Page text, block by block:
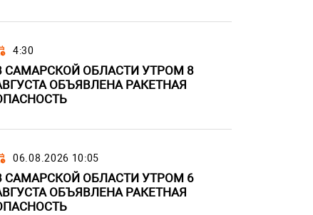
4:30
САМАРСКОЙ ОБЛАСТИ УТРОМ 8
ОБЪЯВЛЕНА РАКЕТНАЯ
06.08.2026 10:05
САМАРСКОЙ ОБЛАСТИ УТРОМ 6
ОБЪЯВЛЕНА РАКЕТНАЯ